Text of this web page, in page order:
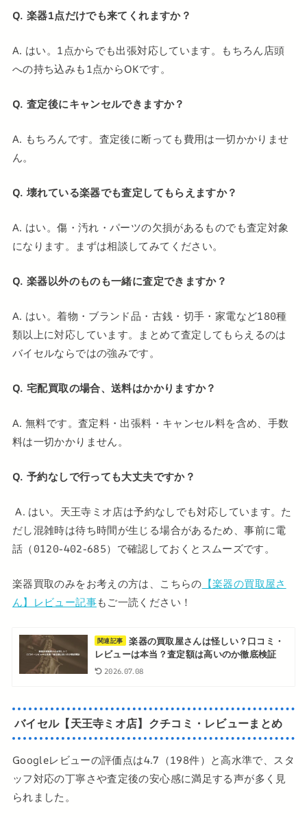
Q. 楽器1点だけでも来てくれますか？
A. はい。1点からでも出張対応しています。もちろん店頭
への持ち込みも1点からOKです。
Q. 査定後にキャンセルできますか？
A. もちろんです。査定後に断っても費用は一切かかりませ
ん。
Q. 壊れている楽器でも査定してもらえますか？
A. はい。傷・汚れ・パーツの欠損があるものでも査定対象
になります。まずは相談してみてください。
Q. 楽器以外のものも一緒に査定できますか？
A. はい。着物・ブランド品・古銭・切手・家電など180種
類以上に対応しています。まとめて査定してもらえるのは
バイセルならではの強みです。
Q. 宅配買取の場合、送料はかかりますか？
A. 無料です。査定料・出張料・キャンセル料を含め、手数
料は一切かかりません。
Q. 予約なしで行っても大丈夫ですか？
A. はい。天王寺ミオ店は予約なしでも対応しています。た
だし混雑時は待ち時間が生じる場合があるため、事前に電
話（0120-402-685）で確認しておくとスムーズです。
楽器買取のみをお考えの方は、こちらの 【楽器の買取屋さ
ん】レビュー記事もご一読ください！
関連記事
楽器の買取屋さんは怪しい？口コミ・
レビューは本当？査定額は高いのか徹底検証
2026.07.08
バイセル【天王寺ミオ店】クチコミ・レビューまとめ
Googleレビューの評価点は4.7（198件）と高水準で、スタ
ッフ対応の丁寧さや査定後の安心感に満足する声が多く見
られました。